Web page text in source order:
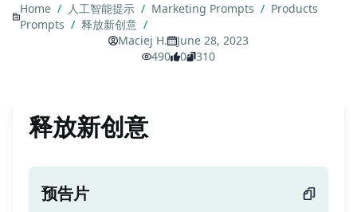
Home / 人工智能提示 / Marketing Prompts / Products
Prompts / 释放新创意 /
Maciej H.
June 28, 2023
490
0 310
释放新创意
预告片